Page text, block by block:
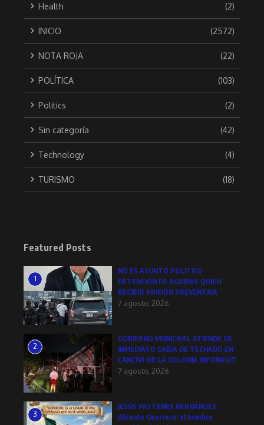
Health (2)
INICIO (2572)
NOTA ROJA (22)
POLÍTICA (103)
Politics (2)
Sin categoría (42)
Technology (4)
TURISMO (18)
Featured Posts
1
NO ES ASUNTO POLÍTICO
DETENCIÓN DE AGUIRRE QUIEN
RECIBIÓ PRISIÓN PREVENTIVA
7 agosto, 2026
2
GOBIERNO MUNICIPAL ATIENDE DE
INMEDIATO CAÍDA DE TECHADO EN
CANCHA DE LA COLONIA INFONAVIT
7 agosto, 2026
3
JESÚS PASTENES HERNÁNDEZ
¡Vicente Guerrero: el hombre